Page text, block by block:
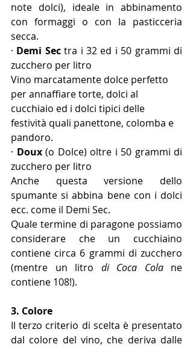
note dolci), ideale in abbinamento
con formaggi o con la pasticceria
secca.
· Demi Sec tra i 32 ed i 50 grammi di
zucchero per litro
Vino marcatamente dolce perfetto
per annaffiare torte, dolci al
cucchiaio ed i dolci tipici delle
festività quali panettone, colomba e
pandoro.
· Doux (o Dolce) oltre i 50 grammi di
zucchero per litro
Anche questa versione dello
spumante si abbina bene con i dolci
ecc. come il Demi Sec.
Quale termine di paragone possiamo
considerare che un cucchiaino
contiene circa 6 grammi di zucchero
(mentre un litro di Coca Cola ne
contiene 108!).
3. Colore
Il terzo criterio di scelta è presentato
dal colore del vino, che deriva dalle